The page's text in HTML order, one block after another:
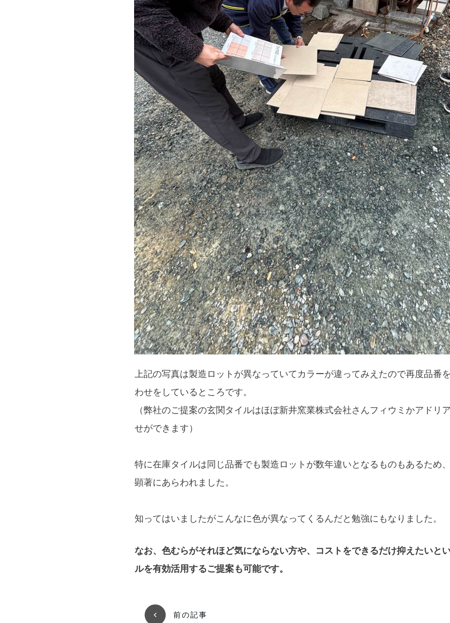
上記の写真は製造ロットが異なっていてカラーが違ってみえたので再度品番
わせをしているところです。
（弊社のご提案の玄関タイルはほぼ新井窯業株式会社さんフィウミかアドリ
せができます）
特に在庫タイルは同じ品番でも製造ロットが数年違いとなるものもあるため
顕著にあらわれました。
知ってはいましたがこんなに色が異なってくるんだと勉強にもなりました。
なお、色むらがそれほど気にならない方や、コストをできるだけ抑えたいと
ルを有効活用するご提案も可能です。
前の記事